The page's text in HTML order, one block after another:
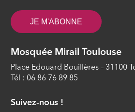
JE M'ABONNE
Mosquée Mirail Toulouse
Place Edouard Bouillères – 31100
Tél : 06 86 76 89 85
Suivez-nous !